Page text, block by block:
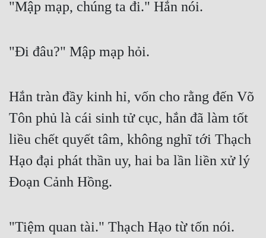
"Mập mạp, chúng ta đi." Hắn nói.
"Đi đâu?" Mập mạp hỏi.
Hắn tràn đầy kinh hỉ, vốn cho rằng đến Võ
Tôn phủ là cái sinh tử cục, hắn đã làm tốt
liều chết quyết tâm, không nghĩ tới Thạch
Hạo đại phát thần uy, hai ba lần liền xử lý
Đoạn Cảnh Hồng.
"Tiệm quan tài." Thạch Hạo từ tốn nói.